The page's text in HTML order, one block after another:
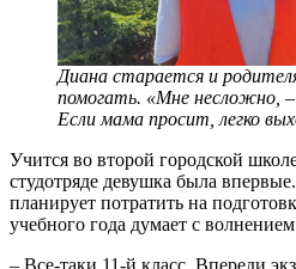
Диана старается и
помогать. «Мне несложно,
Если мама просит, легко
Учится во второй городской
студотряде девушка была
планирует потратить на
учебного года думает с
– Все-таки 11-й класс. Впереди